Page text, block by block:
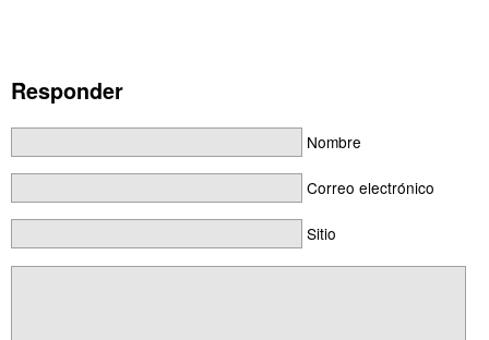
Responder
Nombre
Correo electrónico
Sitio